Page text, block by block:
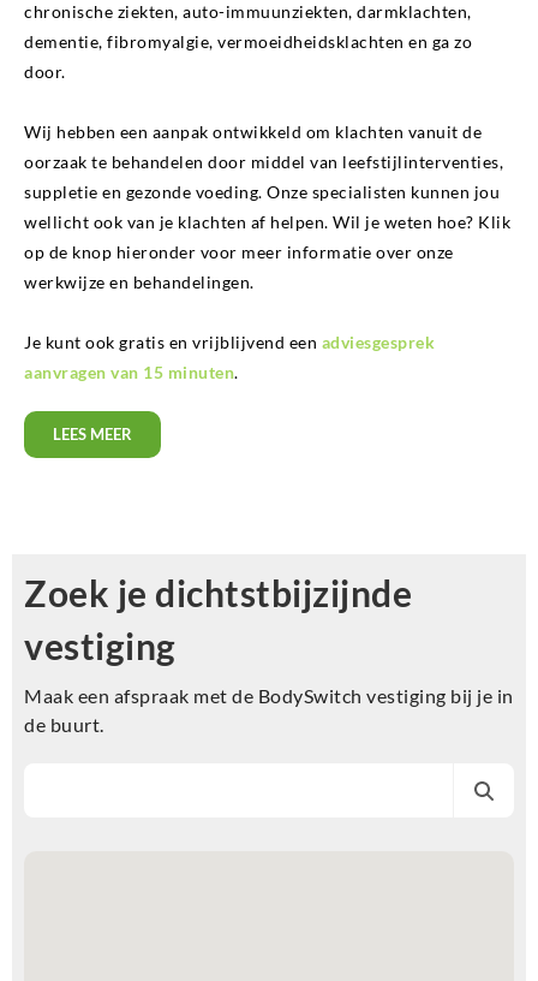
chronische ziekten, auto-immuunziekten, darmklachten,
dementie, fibromyalgie, vermoeidheidsklachten en ga zo
door.
Wij hebben een aanpak ontwikkeld om klachten vanuit de
oorzaak te behandelen door middel van leefstijlinterventies,
suppletie en gezonde voeding. Onze specialisten kunnen jou
wellicht ook van je klachten af helpen. Wil je weten hoe? Klik
op de knop hieronder voor meer informatie over onze
werkwijze en behandelingen.
Je kunt ook gratis en vrijblijvend een adviesgesprek
aanvragen van 15 minuten.
LEES MEER
Zoek je dichtstbijzijnde
vestiging
Maak een afspraak met de BodySwitch vestiging bij je in
de buurt.